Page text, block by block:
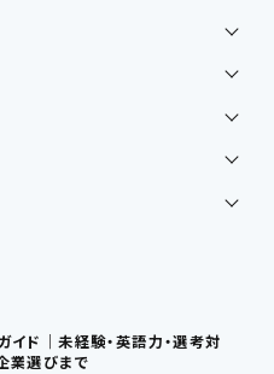
ド｜未経験・英語力・選考対
業選びまで